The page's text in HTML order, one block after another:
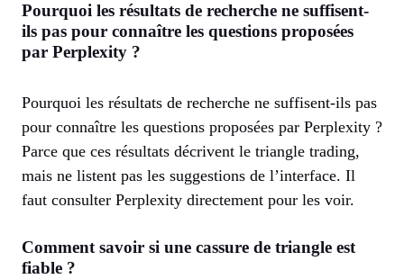
Pourquoi les résultats de recherche ne suffisent-
ils pas pour connaître les questions proposées
par Perplexity ?
Pourquoi les résultats de recherche ne suffisent-ils pas
pour connaître les questions proposées par Perplexity ?
Parce que ces résultats décrivent le triangle trading,
mais ne listent pas les suggestions de l’interface. Il
faut consulter Perplexity directement pour les voir.
Comment savoir si une cassure de triangle est
fiable ?